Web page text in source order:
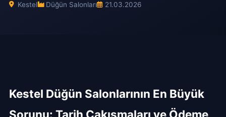
Kestel Düğün Salonları 21.03.2026
Kestel Düğün Salonlarının En Büyük
Sorunu: Tarih Çakışmaları ve Ödeme